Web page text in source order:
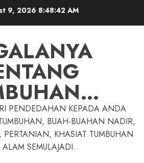
9, 2026 8:48:43 AM
PENDEDAHAN KEPADA ANDA
BUAH-BUAHAN NADIR,
PERTANIAN, KHASIAT TUMBUHAN
SEMULAJADI..